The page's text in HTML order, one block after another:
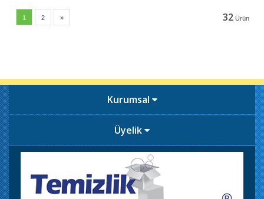
32 Ürün
1 2 »
Kurumsal
Üyelik